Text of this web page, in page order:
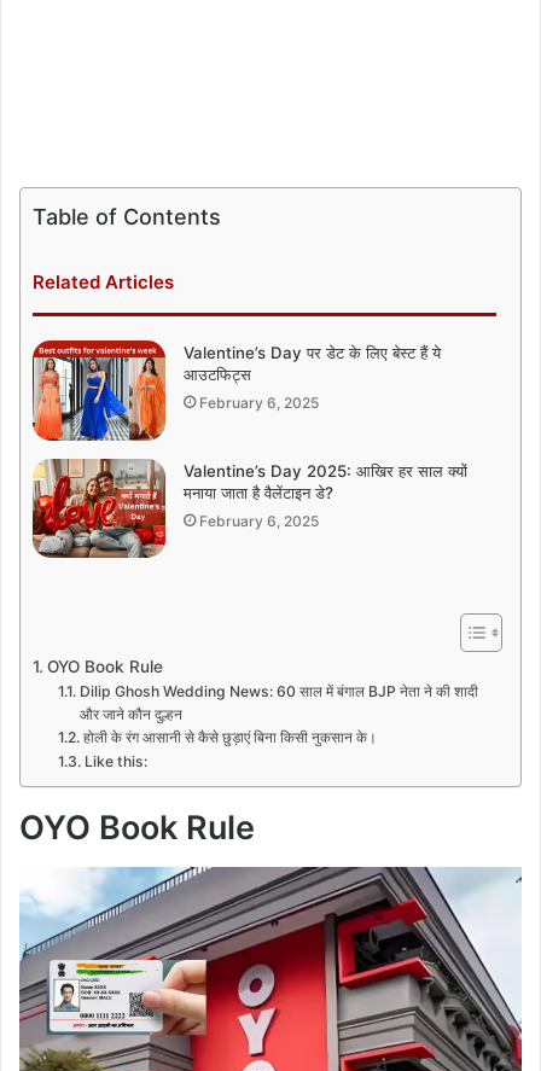
Table of Contents
Related Articles
Valentine’s Day पर डेट के लिए बेस्ट हैं ये
आउटफिट्स
February 6, 2025
Valentine’s Day 2025: आखिर हर साल क्यों
मनाया जाता है वैलेंटाइन डे?
February 6, 2025
OYO Book Rule
Dilip Ghosh Wedding News: 60 साल में बंगाल BJP नेता ने की शादी
और जाने कौन दुल्हन
होली के रंग आसानी से कैसे छुड़ाएं बिना किसी नुकसान के।
Like this:
OYO Book Rule